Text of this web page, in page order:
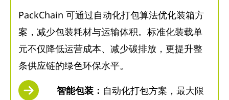
PackChain 可通过自动化打包算法优化装箱方
案，减少包装耗材与运输体积。标准化装载单
元不仅降低运营成本、减少碳排放，更提升整
条供应链的绿色环保水平。
智能包装： 自动化打包方案，最大限